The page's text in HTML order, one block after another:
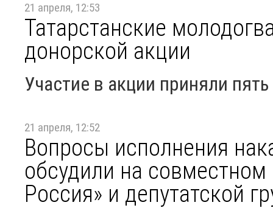
21 апреля, 12:53
Татарстанские
донорской акции
Участие в акции приняли
21 апреля, 12:52
Вопросы исполнения
обсудили на
Россия» и депутатской